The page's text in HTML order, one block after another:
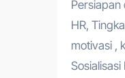
HR,
motivasi ,
Sosialisasi